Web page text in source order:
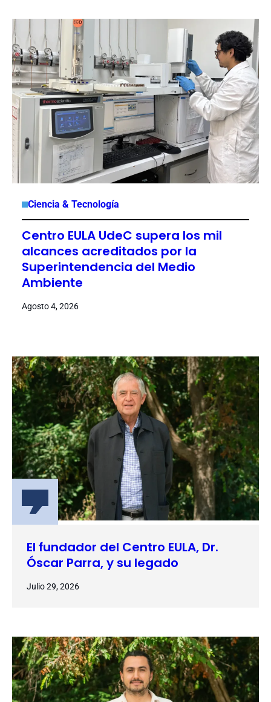
Ciencia & Tecnología
Centro EULA UdeC supera los mil
alcances acreditados por la
Superintendencia del Medio
Ambiente
Agosto 4, 2026
El fundador del Centro EULA, Dr.
Óscar Parra, y su legado
Julio 29, 2026